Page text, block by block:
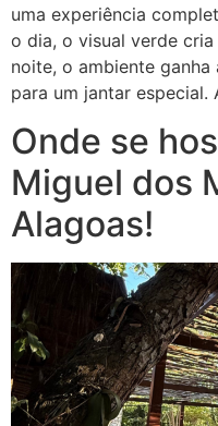
uma experiência
o dia, o visual verde
noite, o ambiente
para um jantar especial.
Onde se
Miguel dos
Alagoas!